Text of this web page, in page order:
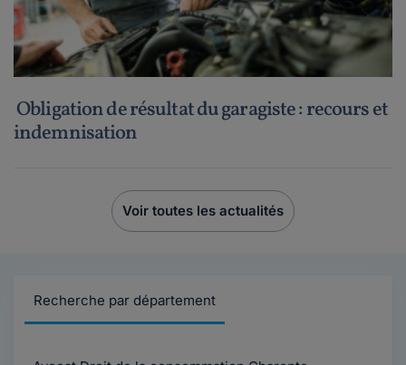
Obligation de résultat du garagiste : recours et
indemnisation
Voir toutes les actualités
Recherche par département